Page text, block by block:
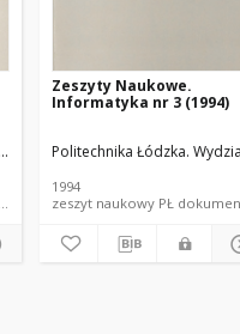
i Automatyki. Elektroniki,
piśmienniczy
Zeszyty Naukowe.
Informatyka nr 3 (1994)
Politechnika Łódzka.
1994
zeszyt naukowy